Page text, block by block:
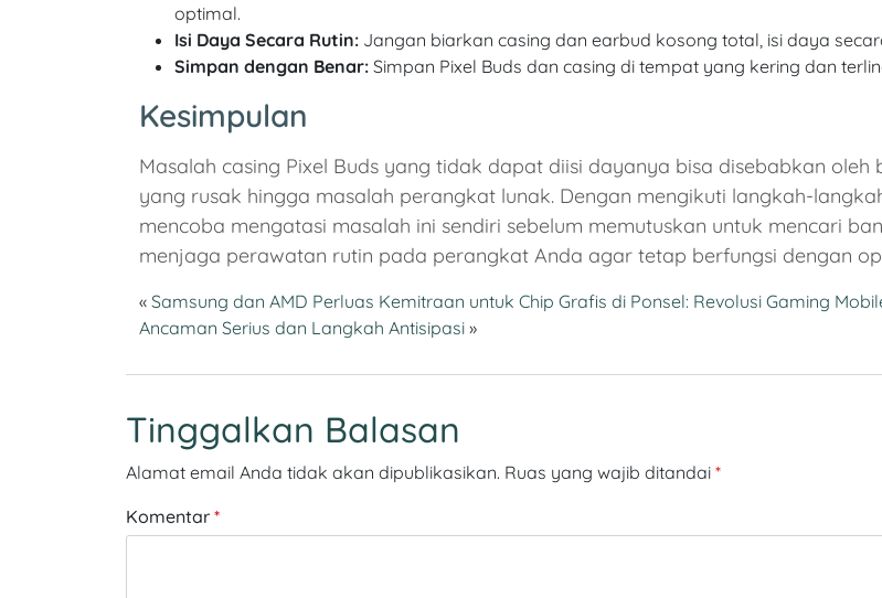
optimal.
Isi Daya Secara Rutin: Jangan biarkan casing dan earbud kosong total, isi daya
Simpan dengan Benar: Simpan Pixel Buds dan casing di tempat yang kering dan
Kesimpulan
Masalah casing Pixel Buds yang tidak dapat diisi dayanya bisa disebabkan
yang rusak hingga masalah perangkat lunak. Dengan mengikuti langkah-
mencoba mengatasi masalah ini sendiri sebelum memutuskan untuk mencari
menjaga perawatan rutin pada perangkat Anda agar tetap berfungsi dengan
« Samsung dan AMD Perluas Kemitraan untuk Chip Grafis di Ponsel: Revolusi Gaming
Ancaman Serius dan Langkah Antisipasi »
Tinggalkan Balasan
Alamat email Anda tidak akan dipublikasikan. Ruas yang wajib ditandai *
Komentar *